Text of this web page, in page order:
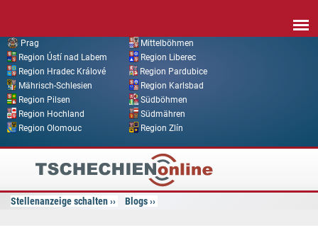
Prag
Mittelböhmen
Region Ústí nad Labem
Region Liberec
Region Hradec Králové
Region Pardubice
Mährisch-Schlesien
Region Karlsbad
Region Pilsen
Südböhmen
Region Hochland
Südmähren
Region Olomouc
Region Zlín
Tschechien
Online
Stellenanzeige schalten Blogs